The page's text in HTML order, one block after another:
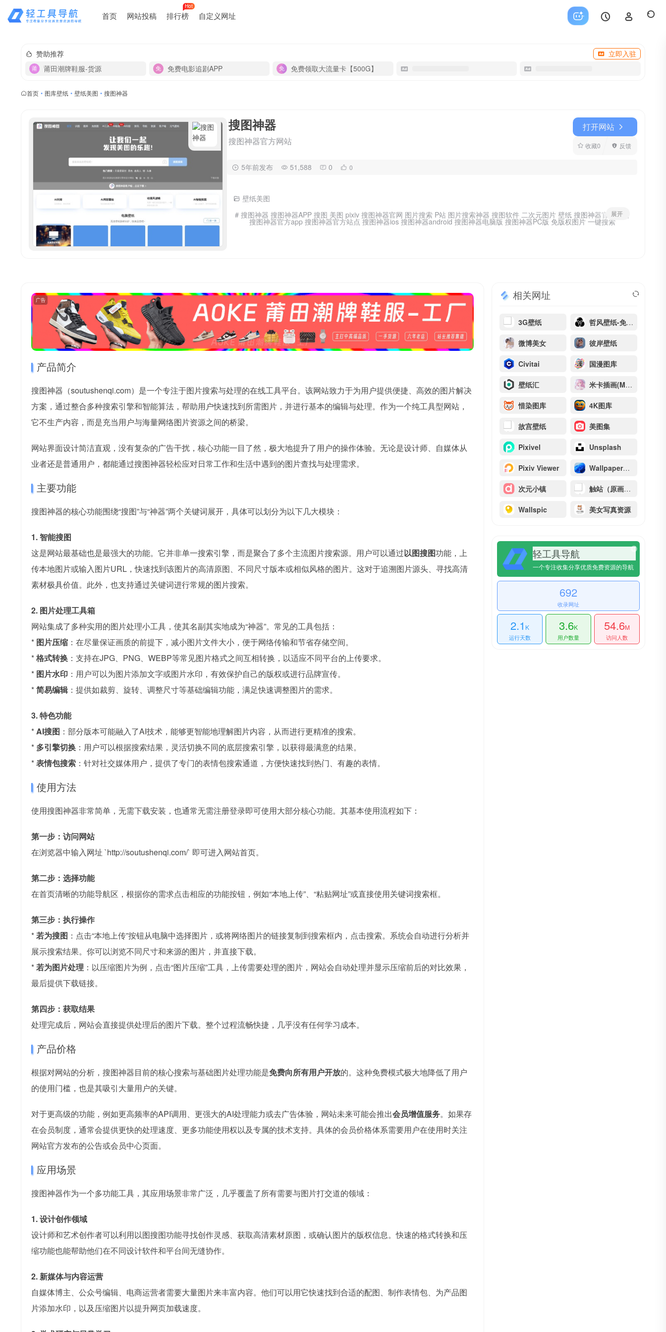
首页 网站投稿 排行榜
Hot
自定义网址
赞助推荐
立即入驻
莆田潮牌鞋服-货源
免费电影追剧APP 免费领取大流量卡【500G】
首页 • 图库壁纸 • 壁纸美图 • 搜图神器
搜图神器
搜图神器官方网站
打开网站
收藏0 反馈
5年前发布 51,588 0 0
壁纸美图
# 搜图神器 搜图神器APP 搜图 美图 pixiv 搜图神器官网 图片搜索 P站 图片搜索神器 搜图软件 二次元图片 壁纸 搜图神器官方网站
搜图神器官方app 搜图神器官方站点 搜图神器ios 搜图神器android 搜图神器电脑版 搜图神器PC版 免版权图片 一键搜索
展开
广告
产品简介
搜图神器（soutushenqi.com）是一个专注于图片搜索与处理的在线工具平台。该网站致力于为用户提供便捷、高效的图片解决
方案，通过整合多种搜索引擎和智能算法，帮助用户快速找到所需图片，并进行基本的编辑与处理。作为一个纯工具型网站，
它不生产内容，而是充当用户与海量网络图片资源之间的桥梁。
网站界面设计简洁直观，没有复杂的广告干扰，核心功能一目了然，极大地提升了用户的操作体验。无论是设计师、自媒体从
业者还是普通用户，都能通过搜图神器轻松应对日常工作和生活中遇到的图片查找与处理需求。
主要功能
搜图神器的核心功能围绕“搜图”与“神器”两个关键词展开，具体可以划分为以下几大模块：
1. 智能搜图
这是网站最基础也是最强大的功能。它并非单一搜索引擎，而是聚合了多个主流图片搜索源。用户可以通过以图搜图功能，上
传本地图片或输入图片URL，快速找到该图片的高清原图、不同尺寸版本或相似风格的图片。这对于追溯图片源头、寻找高清
素材极具价值。此外，也支持通过关键词进行常规的图片搜索。
2. 图片处理工具箱
网站集成了多种实用的图片处理小工具，使其名副其实地成为“神器”。常见的工具包括：
* 图片压缩 ：在尽量保证画质的前提下，减小图片文件大小，便于网络传输和节省存储空间。
*格式转换 ：支持在JPG、PNG、WEBP等常见图片格式之间互相转换，以适应不同平台的上传要求。
* 图片水印 ：用户可以为图片添加文字或图片水印，有效保护自己的版权或进行品牌宣传。
*简易编辑：提供如裁剪、旋转、调整尺寸等基础编辑功能，满足快速调整图片的需求。
3. 特色功能
* AI搜图 ：部分版本可能融入了AI技术，能够更智能地理解图片内容，从而进行更精准的搜索。
* 多引擎切换 ：用户可以根据搜索结果，灵活切换不同的底层搜索引擎，以获得最满意的结果。
*表情包搜索 ：针对社交媒体用户，提供了专门的表情包搜索通道，方便快速找到热门、有趣的表情。
使用方法
使用搜图神器非常简单，无需下载安装，也通常无需注册登录即可使用大部分核心功能。其基本使用流程如下：
第一步：访问网站
在浏览器中输入网址 `http://soutushenqi.com/` 即可进入网站首页。
第二步：选择功能
在首页清晰的功能导航区，根据你的需求点击相应的功能按钮，例如“本地上传”、“粘贴网址”或直接使用关键词搜索框。
第三步：执行操作
*若为搜图 ：点击“本地上传”按钮从电脑中选择图片，或将网络图片的链接复制到搜索框内，点击搜索。系统会自动进行分析并
展示搜索结果。你可以浏览不同尺寸和来源的图片，并直接下载。
*若为图片处理 ：以压缩图片为例，点击“图片压缩”工具，上传需要处理的图片，网站会自动处理并显示压缩前后的对比效果，
最后提供下载链接。
第四步：获取结果
处理完成后，网站会直接提供处理后的图片下载。整个过程流畅快捷，几乎没有任何学习成本。
产品价格
根据对网站的分析，搜图神器目前的核心搜索与基础图片处理功能是免费向所有用户开放的。这种免费模式极大地降低了用户
的使用门槛，也是其吸引大量用户的关键。
对于更高级的功能，例如更高频率的API调用、更强大的AI处理能力或去广告体验，网站未来可能会推出会员增值服务。如果存
在会员制度，通常会提供更快的处理速度、更多功能使用权以及专属的技术支持。具体的会员价格体系需要用户在使用时关注
网站官方发布的公告或会员中心页面。
应用场景
搜图神器作为一个多功能工具，其应用场景非常广泛，几乎覆盖了所有需要与图片打交道的领域：
1. 设计创作领域
设计师和艺术创作者可以利用以图搜图功能寻找创作灵感、获取高清素材原图，或确认图片的版权信息。快速的格式转换和压
缩功能也能帮助他们在不同设计软件和平台间无缝协作。
2. 新媒体与内容运营
自媒体博主、公众号编辑、电商运营者需要大量图片来丰富内容。他们可以用它快速找到合适的配图、制作表情包、为产品图
片添加水印，以及压缩图片以提升网页加载速度。
相关网址
3G壁纸 哲风壁纸-免费4K高清壁纸
微博美女 彼岸壁纸
Civitai 国漫图库
壁纸汇 米卡插画(MIKAGOGO)
惜染图库 4K图库
故宫壁纸 美图集
Pixivel Unsplash
Pixiv Viewer WallpaperHub
次元小镇 触站（原画师通）
Wallspic 美女写真资源
轻工具导航
一个专注收集分享优质免费资源的导航
692
收录网址
2.1 K
运行天数
3.6K
用户数量
54.6M
访问人数